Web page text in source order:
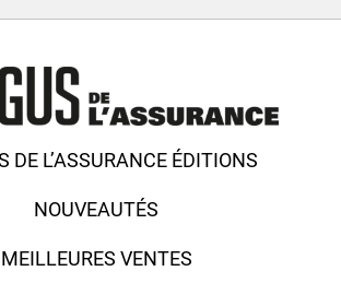
DE L’ASSURANCE ÉDITIONS
NOUVEAUTÉS
MEILLEURES VENTES